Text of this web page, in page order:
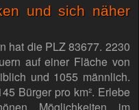
und sich näher
hat die PLZ 83677. 2230
auf einer Fläche von
und 1055 männlich.
Bürger pro km². Erlebe